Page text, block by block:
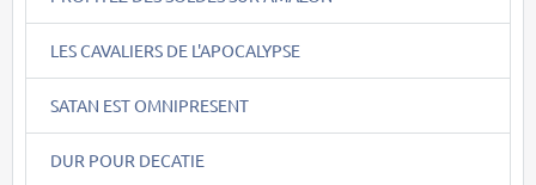
LES CAVALIERS DE L'APOCALYPSE
SATAN EST OMNIPRESENT
DUR POUR DECATIE